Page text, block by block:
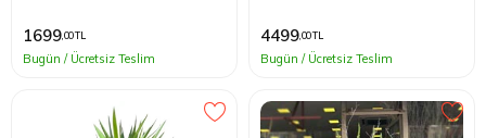
1699,00 TL
Bugün / Ücretsiz Teslim
4499,00 TL
Bugün / Ücretsiz Teslim